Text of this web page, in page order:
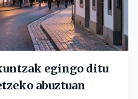
egingo ditu
abuztuan